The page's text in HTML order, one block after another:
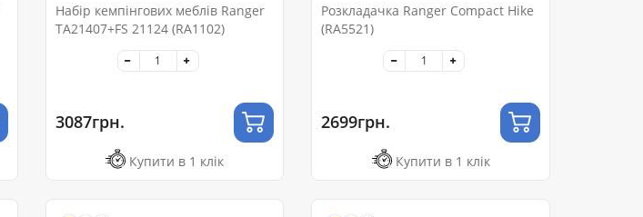
Набір кемпінгових меблів Ranger
TA21407+FS 21124 (RA1102)
3087грн.
Купити в 1 клік
Розкладачка Ranger Compact Hike
(RA5521)
2699грн.
Купити в 1 клік